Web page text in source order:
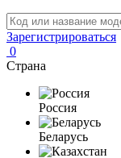
Зарегистрироваться
0
Страна
Россия
Беларусь